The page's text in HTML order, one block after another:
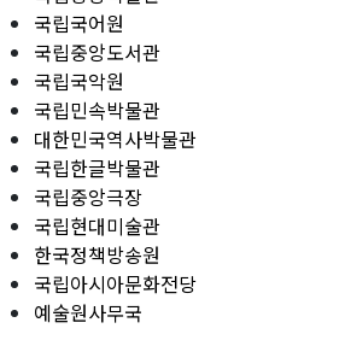
국립국어원
국립중앙도서관
국립국악원
국립민속박물관
대한민국역사박물관
국립한글박물관
국립중앙극장
국립현대미술관
한국정책방송원
국립아시아문화전당
예술원사무국